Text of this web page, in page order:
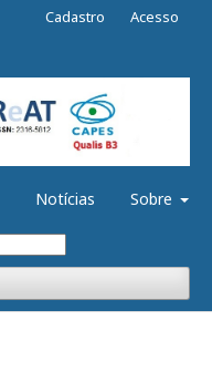
Notícias Sobre
Cadastro Acesso